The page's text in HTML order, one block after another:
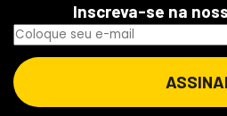
Inscreva-se na